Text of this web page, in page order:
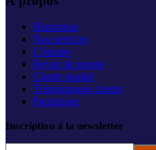
Historique
Nos services
L'équipe
Revue de presse
Charte qualité
Témoignages clients
Parrainage
Inscription à la newsletter